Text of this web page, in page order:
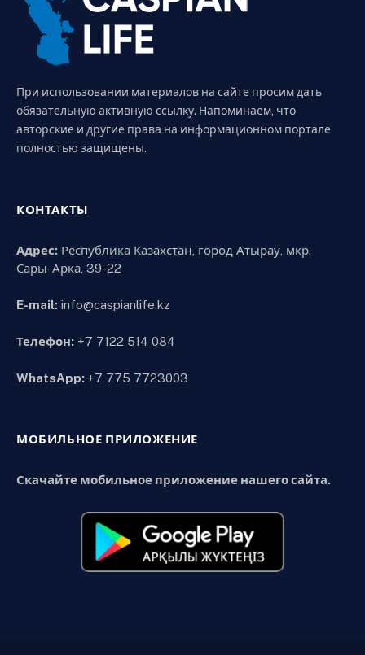
При использовании материалов на сайте просим дать
обязательную активную ссылку. Напоминаем, что
авторские и другие права на информационном портале
полностью защищены.
КОНТАКТЫ
Адрес: Республика Казахстан, город Атырау, мкр.
Сары-Арка, 39-22
E-mail: info@caspianlife.kz
Телефон: +7 7122 514 084
WhatsApp: +7 775 7723003
МОБИЛЬНОЕ ПРИЛОЖЕНИЕ
Скачайте мобильное приложение нашего сайта.